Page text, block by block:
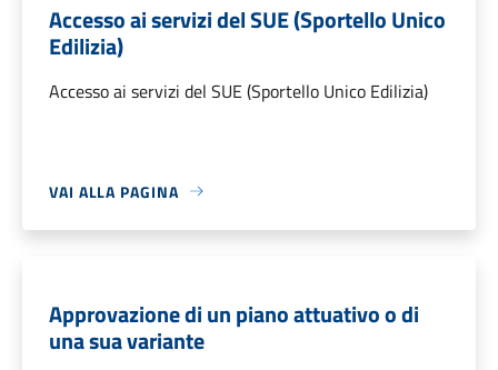
Accesso ai servizi del SUE (Sportello Unico
Edilizia)
Accesso ai servizi del SUE (Sportello Unico Edilizia)
VAI ALLA PAGINA
Approvazione di un piano attuativo o di
una sua variante